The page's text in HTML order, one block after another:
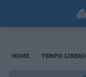
HOME TEMPO LIBERO